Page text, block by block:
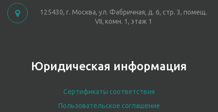
125430, г. Москва, ул. Фабричная, д. 6, стр. 3, помещ.
VII, комн. 1, этаж 1
Юридическая информация
Сертификаты соответствия
Пользовательское соглашение